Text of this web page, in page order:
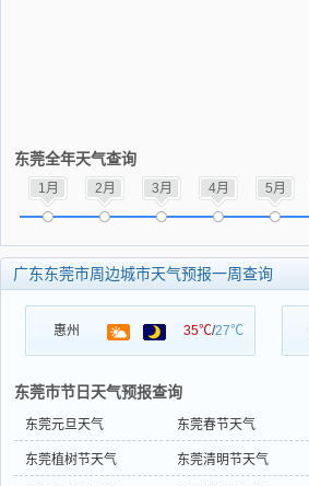
东莞全年天气查询
1月 2月 3月 4月 5月
广东东莞市周边城市天气预报一周查询
惠州 35℃/27℃
东莞市节日天气预报查询
东莞元旦天气 东莞春节天气
东莞植树节天气 东莞清明节天气